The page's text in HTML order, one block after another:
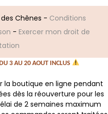
Chênes - Conditions
- Exercer mon droit de
3 AU 20 AOUT INCLUS
la boutique en ligne pendant
dès la réouverture pour les
de 2 semaines maximum